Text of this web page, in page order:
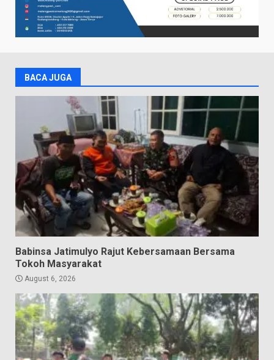
BACA JUGA
Babinsa Jatimulyo Rajut Kebersamaan Bersama
Tokoh Masyarakat
August 6, 2026